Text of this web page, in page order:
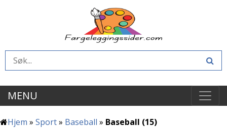
MENU
Hjem » Sport» Baseball » Baseball (15)